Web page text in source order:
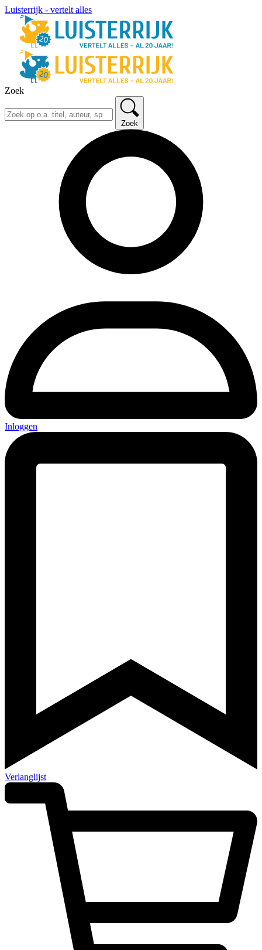
Luisterrijk - vertelt alles
Zoek
Zoek
Inloggen
Verlanglijst